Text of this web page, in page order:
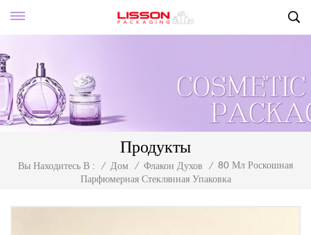
Продукты
Вы Находитесь В : / Дом / Флакон Духов / 80 Мл Роскошная
Парфюмерная Стеклянная Упаковка